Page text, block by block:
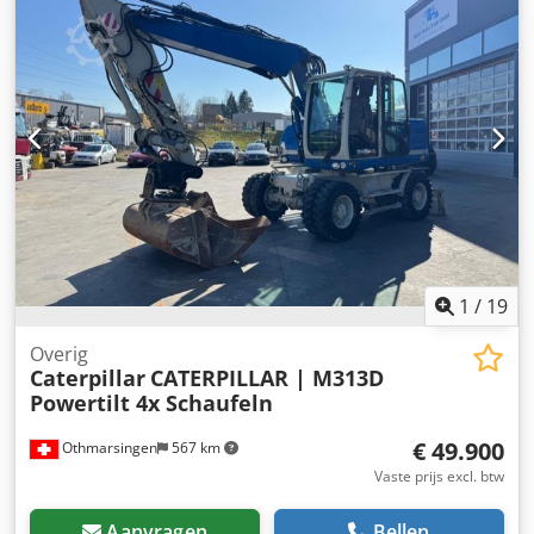
Productieland: CN Crsdpjwqkn Tjfx Aaiof Neem contact op
met het DPX-team voor meer informatie. = Verdere opties
en accessoires = - Accu - Bedieningspaneel - Stalen dak -
Tankwagen
1 / 19
Othmarsingen 567 km
Overig
Caterpillar CATERPILLAR | M313D
Powertilt 4x Schaufeln
€ 49.900
Vaste prijs excl. btw